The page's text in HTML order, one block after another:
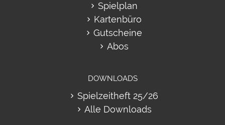
Spielplan
Kartenbüro
Gutscheine
Abos
DOWNLOADS
Spielzeitheft 25/26
Alle Downloads